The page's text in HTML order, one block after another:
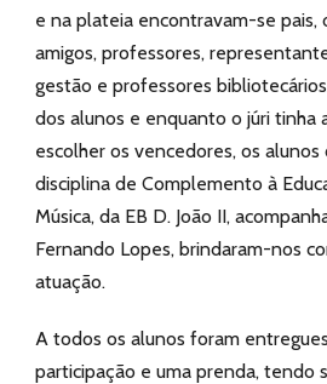
e na plateia encontravam-se pais,
amigos, professores,
gestão e professores
dos alunos e enquanto o júri tinha
escolher os vencedores, os alunos
disciplina de Complemento à
Música, da EB D. João II,
Fernando Lopes, brindaram-nos
atuação.
A todos os alunos foram
participação e uma prenda, tendo